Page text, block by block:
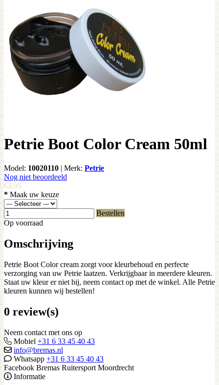
Petrie Boot Color Cream 50ml
Model: 10020110 | Merk: Petrie
Nog niet beoordeeld
€4,95
* Maak uw keuze
Bestellen
Op voorraad
Omschrijving
Petrie Boot Color cream zorgt voor kleurbehoud en perfecte
verzorging van uw Petrie laatzen. Verkrijgbaar in meerdere kleuren.
Staat uw kleur er niet bij, neem contact op met de winkel. Alle Petrie
kleuren kunnen wij bestellen!
0 review(s)
Neem contact met ons op
Mobiel +31 6 33 45 40 43
info@bremas.nl
Whatsapp +31 6 33 45 40 43
Facebook Bremas Ruitersport Moordrecht
Informatie